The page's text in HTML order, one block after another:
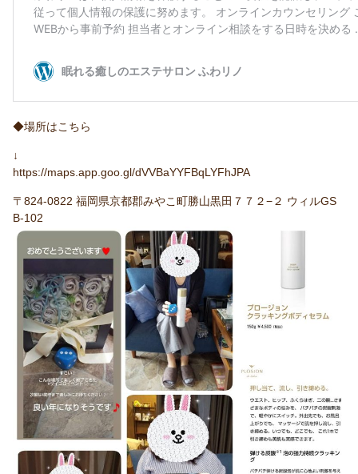
◆場所はこちら
↓
https://maps.app.goo.gl/dVVBaYYFBqLYFhJPA
〒824-0822 福岡県京都郡みやこ町勝山黒田７７２−２ ウィルGS
B-102